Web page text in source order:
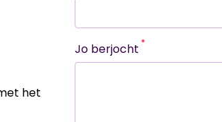
het
Jo berjocht